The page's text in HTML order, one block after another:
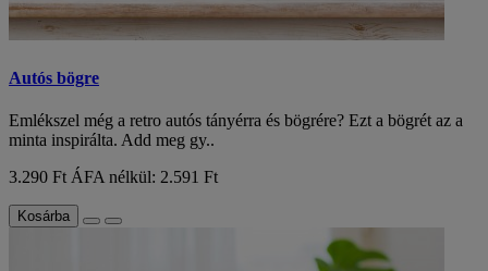
Autós bögre
Emlékszel még a retro autós tányérra és bögrére? Ezt a bögrét az a
minta inspirálta. Add meg gy..
3.290 Ft ÁFA nélkül: 2.591 Ft
Kosárba